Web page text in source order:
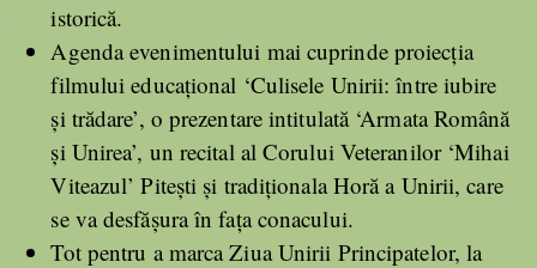
istorică.
Agenda evenimentului mai cuprinde proiecţia
filmului educaţional ‘Culisele Unirii: între iubire
şi trădare’, o prezentare intitulată ‘Armata Română
şi Unirea’, un recital al Corului Veteranilor ‘Mihai
Viteazul’ Piteşti şi tradiţionala Horă a Unirii, care
se va desfăşura în faţa conacului.
Tot pentru a marca Ziua Unirii Principatelor, la